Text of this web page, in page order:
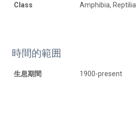
Class Amphibia, Reptilia
時間的範囲
生息期間 1900-present